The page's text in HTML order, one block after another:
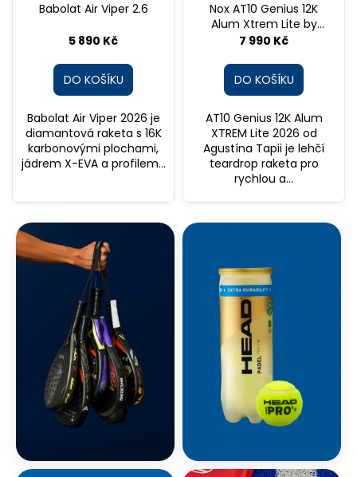
M
Babolat Air Viper 2.6
5 890 Kč
DO KOŠÍKU
Babolat Air Viper 2026 je
diamantová raketa s 16K
karbonovými plochami,
jádrem X-EVA a profilem...
M
A
Nox AT10 Genius 12K
Alum Xtrem Lite by
Augustin Tapia 2026
7 990 Kč
DO KOŠÍKU
AT10 Genius 12K Alum
XTREM Lite 2026 od
Agustína Tapii je lehčí
teardrop raketa pro
rychlou a...